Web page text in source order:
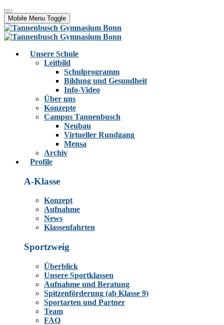
Mobile Menu Toggle
Unsere Schule
Leitbild
Schulprogramm
Bildung und Gesundheit
Info-Video
Über uns
Konzepte
Campus Tannenbusch
Neubau
Virtueller Rundgang
Mensa
Archiv
Profile
A-Klasse
Konzept
Aufnahme
News
Klassenfahrten
Sportzweig
Überblick
Unsere Sportklassen
Aufnahme und Beratung
Spitzenförderung (ab Klasse 9)
Sportarten und Partner
Team
FAQ